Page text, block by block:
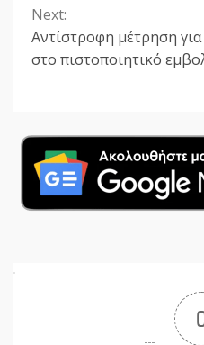
Next:
Αντίστροφη μέτρηση
στο πιστοποιητικό